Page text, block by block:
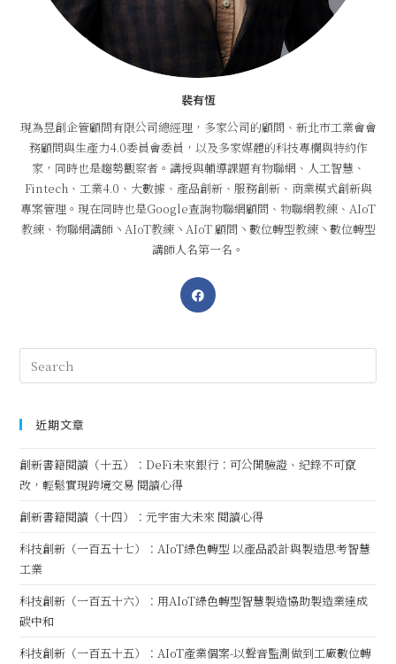
裴有恆
現為昱創企管顧問有限公司總經理，多家公司的顧問、新北市工業會會
務顧問與生產力4.0委員會委員，以及多家媒體的科技專欄與特約作
家，同時也是趨勢觀察者。講授與輔導課題有物聯網、人工智慧、
Fintech、工業4.0、大數據、產品創新、服務創新、商業模式創新與
專案管理。現在同時也是Google查詢物聯網顧問、物聯網教練、AIoT
教練、物聯網講師丶AIoT教練丶AIoT 顧問丶數位轉型教練丶數位轉型
講師人名第一名。
近期文章
創新書籍閱讀（十五）：DeFi未來銀行：可公開驗證、紀錄不可竄
改，輕鬆實現跨境交易 閱讀心得
創新書籍閱讀（十四）：元宇宙大未來 閱讀心得
科技創新（一百五十七）：AIoT綠色轉型 以產品設計與製造思考智慧
工業
科技創新（一百五十六）：用AIoT綠色轉型智慧製造協助製造業達成
碳中和
科技創新（一百五十五）：AIoT產業個案-以聲音監測做到工廠數位轉